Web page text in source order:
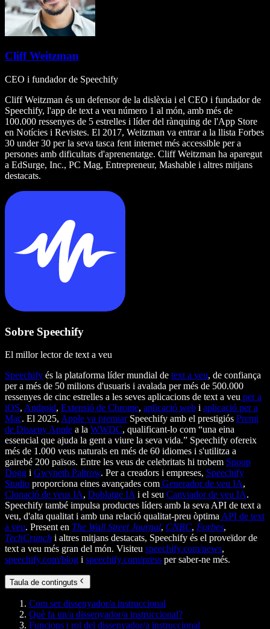
Cliff Weitzman
CEO i fundador de Speechify
Cliff Weitzman és un defensor de la dislèxia i el CEO i fundador de
Speechify, l'app de text a veu número 1 al món, amb més de
100.000 ressenyes de 5 estrelles i líder del rànquing de l'App Store
en Notícies i Revistes. El 2017, Weitzman va entrar a la llista Forbes
30 under 30 per la seva tasca fent internet més accessible per a
persones amb dificultats d'aprenentatge. Cliff Weitzman ha aparegut
a EdSurge, Inc., PC Mag, Entrepreneur, Mashable i altres mitjans
destacats.
Sobre Speechify
El millor lector de text a veu
Speechify és la plataforma líder mundial de text a veu, de confiança
per a més de 50 milions d'usuaris i avalada per més de 500.000
ressenyes de cinc estrelles a les seves aplicacions de text a veu per a
iOS, Android, Extensió de Chrome, aplicació web i aplicació per a
Mac. El 2025, Apple va premiarSpeechify amb el prestigiós Premi
de Disseny Apple a la WWDC, qualificant-lo com “una eina
essencial que ajuda la gent a viure la seva vida.” Speechify ofereix
més de 1.000 veus naturals en més de 60 idiomes i s'utilitza a
gairebé 200 països. Entre les veus de celebritats hi trobem Snoop
Dogg i Gwyneth Paltrow. Per a creadors i empreses, Speechify
Studio proporciona eines avançades com Generador de veu IA,
Clonació de veus IA, Doblatge IAi el seu Canviador de veu IA.
Speechify també impulsa productes líders amb la seva API de text a
veu, d'alta qualitat i amb una relació qualitat-preu òptimaAPI de text
a veu. Present en The Wall Street Journal, CNBC, Forbes,
TechCrunch i altres mitjans destacats, Speechify és el proveïdor de
text a veu més gran del món. Visiteu speechify.com/news,
speechify.com/blog i speechify.com/press per saber-ne més.
Taula de continguts
Com ser dissenyador/a instruccional
Què fa un/a dissenyador/a instruccional?
Funcions i rol del dissenyador/a instruccional